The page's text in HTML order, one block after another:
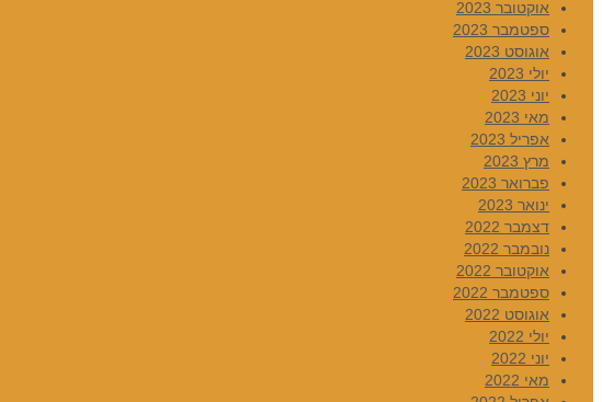
אוקטובר 2023
ספטמבר 2023
אוגוסט 2023
יולי 2023
יוני 2023
מאי 2023
אפריל 2023
מרץ 2023
פברואר 2023
ינואר 2023
דצמבר 2022
נובמבר 2022
אוקטובר 2022
ספטמבר 2022
אוגוסט 2022
יולי 2022
יוני 2022
מאי 2022